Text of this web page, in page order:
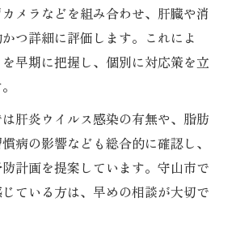
メラなどを組み合わせ、肝臓や消
つ詳細に評価します。これによ
早期に把握し、個別に対応策を立
肝炎ウイルス感染の有無や、脂肪
病の影響なども総合的に確認し、
計画を提案しています。守山市で
ている方は、早めの相談が大切で